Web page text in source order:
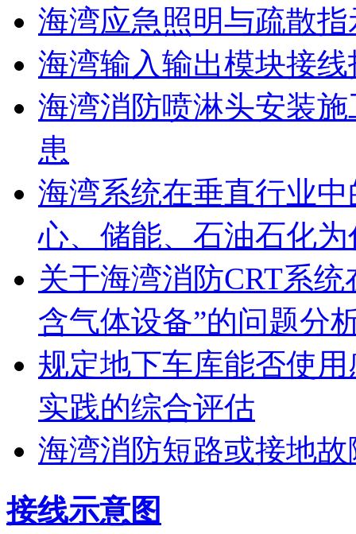
海湾应急照明与疏散
海湾输入输出模块接
海湾消防喷淋头安装
患
海湾系统在垂直行业
心、储能、石油石化
关于海湾消防CRT系
含气体设备”的问题分
规定地下车库能否使
实践的综合评估
海湾消防短路或接地
接线示意图